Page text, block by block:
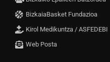
BizkaiaBasket Fundazioa
Kirol Medikuntza / ASFEDEBI
Web Posta